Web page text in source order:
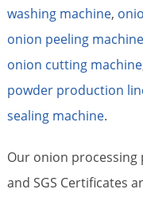
washing machine,
onion peeling machine
onion cutting machine
powder production
sealing machine.
Our onion processing
and SGS Certificates